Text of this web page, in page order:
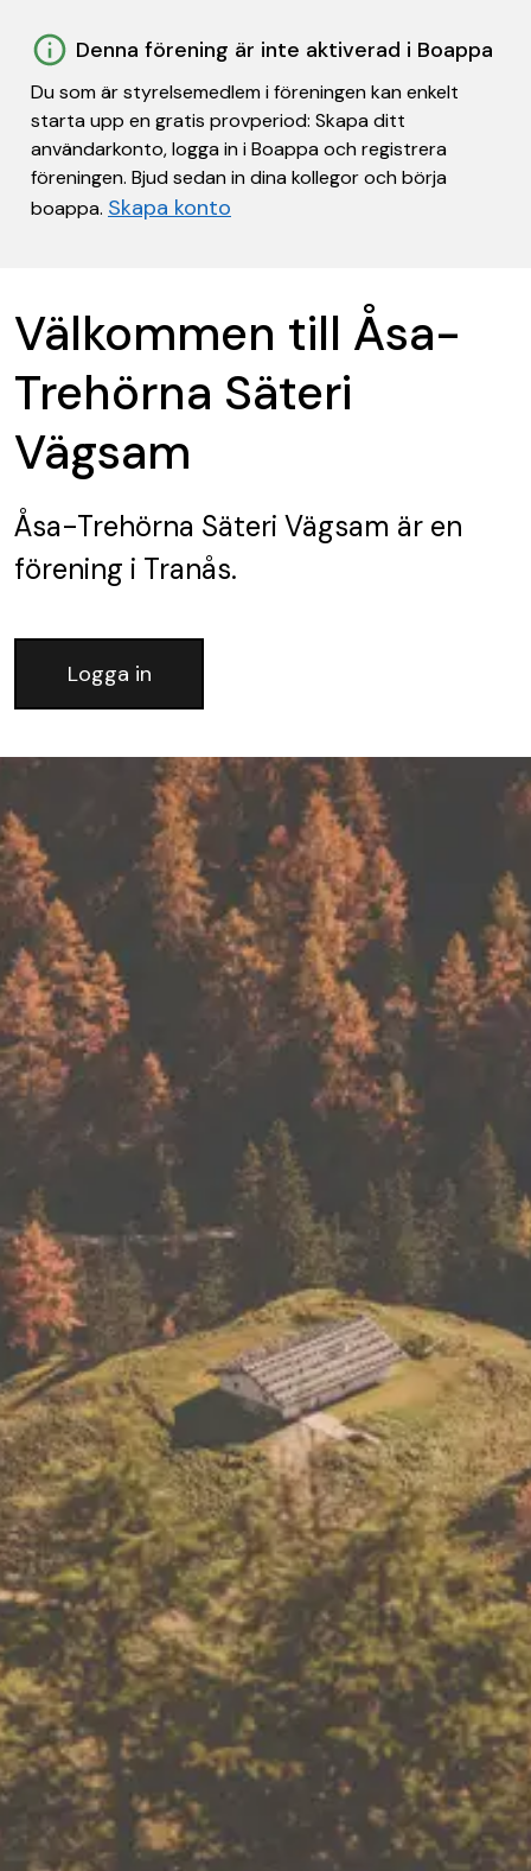
Denna förening är inte aktiverad i Boappa
Du som är styrelsemedlem i föreningen kan enkelt
starta upp en gratis provperiod: Skapa ditt
användarkonto, logga in i Boappa och registrera
föreningen. Bjud sedan in dina kollegor och börja
boappa. Skapa konto
Välkommen till Åsa-
Trehörna Säteri
Vägsam
Åsa-Trehörna Säteri Vägsam är en
förening i Tranås.
Logga in